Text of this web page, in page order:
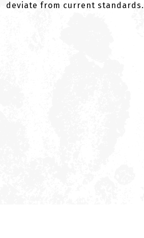
deviate from current standards.